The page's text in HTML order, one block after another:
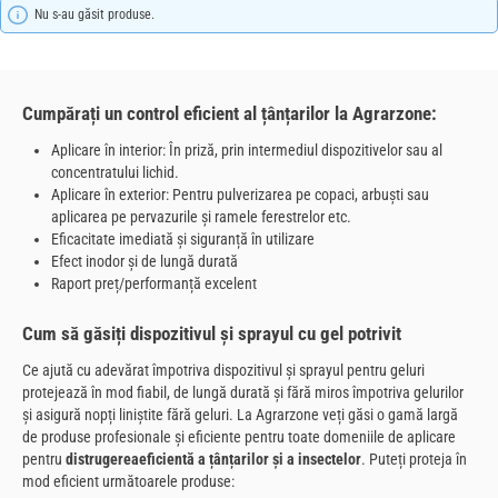
Nu s-au găsit produse.
Cumpărați un control eficient al țânțarilor la Agrarzone:
Aplicare în interior: În priză, prin intermediul dispozitivelor sau al
concentratului lichid.
Aplicare în exterior: Pentru pulverizarea pe copaci, arbuști sau
aplicarea pe pervazurile și ramele ferestrelor etc.
Eficacitate imediată și siguranță în utilizare
Efect inodor și de lungă durată
Raport preț/performanță excelent
Cum să găsiți dispozitivul și sprayul cu gel potrivit
Ce ajută cu adevărat împotriva dispozitivul și sprayul pentru geluri
protejează în mod fiabil, de lungă durată și fără miros împotriva gelurilor
și asigură nopți liniștite fără geluri. La Agrarzone veți găsi o gamă largă
de produse profesionale și eficiente pentru toate domeniile de aplicare
pentru distrugereaeficientă a țânțarilor și a insectelor. Puteți proteja în
mod eficient următoarele produse: